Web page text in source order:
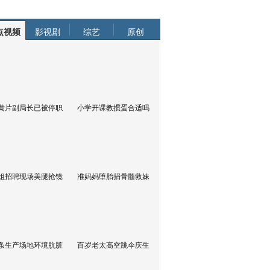
视频 影视剧 综艺 原创
片副局长已被停职 小学开课教掼蛋合适吗
招聘现场美腿抢镜 准妈妈堕胎捐骨髓救妹
生产场地环境肮脏 百岁老太高空跳伞庆生